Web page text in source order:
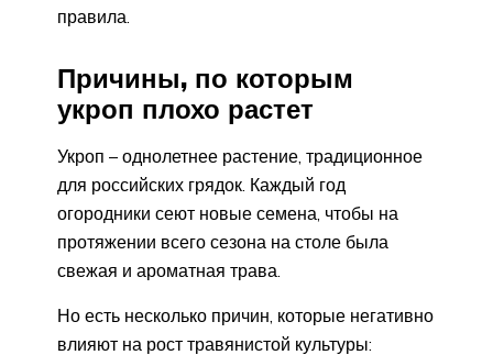
правила.
Причины, по которым
укроп плохо растет
Укроп – однолетнее растение, традиционное
для российских грядок. Каждый год
огородники сеют новые семена, чтобы на
протяжении всего сезона на столе была
свежая и ароматная трава.
Но есть несколько причин, которые негативно
влияют на рост травянистой культуры: